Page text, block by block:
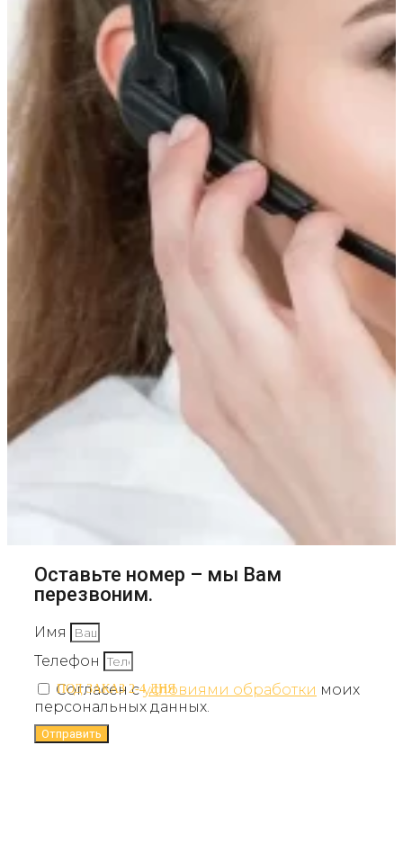
ПОД ЗАКАЗ 2-4 ДНЯ
Оставьте номер – мы Вам
перезвоним.
Имя
Телефон
Согласен сусловиями обработки моих
персональных данных.
Отправить